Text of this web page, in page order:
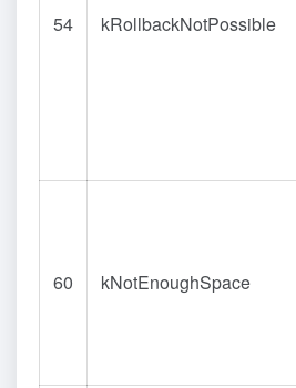
54 kRollbackNotPossible
60 kNotEnoughSpace